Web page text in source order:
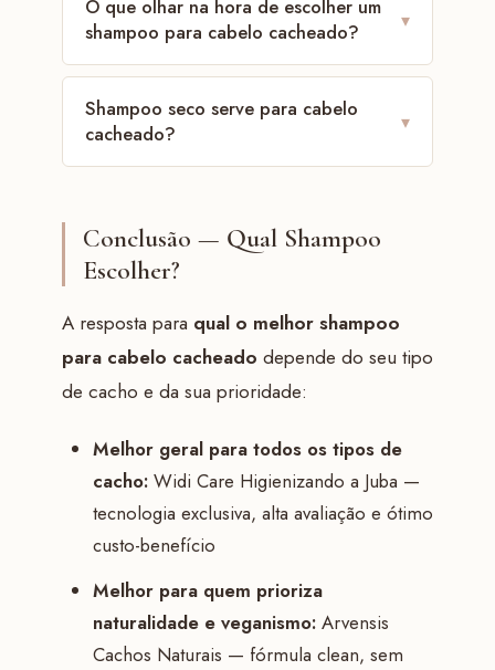
O que olhar na hora de escolher um
shampoo para cabelo cacheado?
▾
Shampoo seco serve para cabelo
cacheado?
▾
Conclusão — Qual Shampoo
Escolher?
A resposta para qual o melhor shampoo
para cabelo cacheado depende do seu tipo
de cacho e da sua prioridade:
Melhor geral para todos os tipos de
cacho:Widi Care Higienizando a Juba —
tecnologia exclusiva, alta avaliação e ótimo
custo-benefício
Melhor para quem prioriza
naturalidade e veganismo:Arvensis
Cachos Naturais — fórmula clean, sem